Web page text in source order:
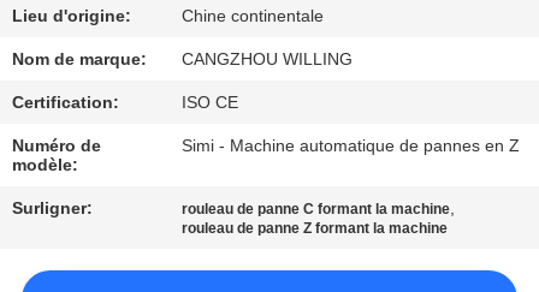
L'USINE
CONTRÔLE
DE
QUALITÉ
Lieu d'origine: Chine continentale
Nom de marque: CANGZHOU WILLING
Certification: ISO CE
Numéro de
modèle:
Simi - Machine automatique de pannes en Z
Surligner: rouleau de panne C formant la machine,
rouleau de panne Z formant la machine